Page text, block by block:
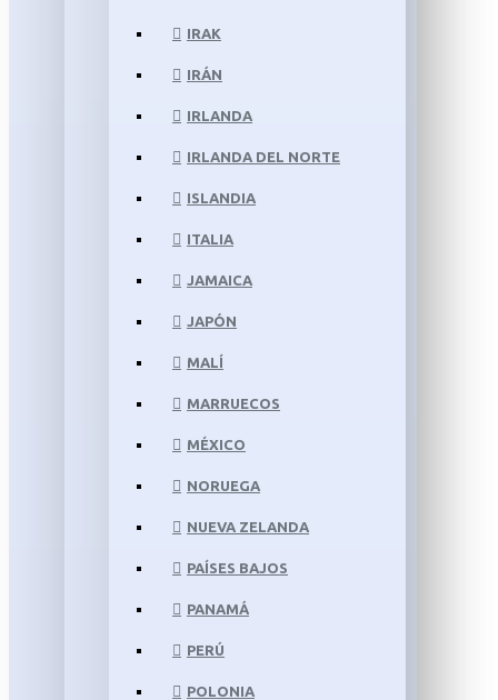
IRAK
IRÁN
IRLANDA
IRLANDA DEL NORTE
ISLANDIA
ITALIA
JAMAICA
JAPÓN
MALÍ
MARRUECOS
MÉXICO
NORUEGA
NUEVA ZELANDA
PAÍSES BAJOS
PANAMÁ
PERÚ
POLONIA